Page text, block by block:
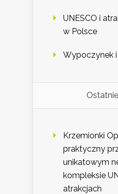
UNESCO i
w Polsce
Wypoczynek
Krzemionki
praktyczny
unikatowym
kompleksie
atrakcjach